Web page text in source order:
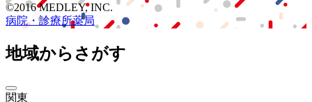
©2016 MEDLEY, INC.
病院・診療所薬局
地域からさがす
関東